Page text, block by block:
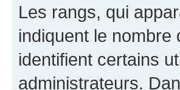
Les rangs, qui
indiquent le
identifient certains
administrateurs.